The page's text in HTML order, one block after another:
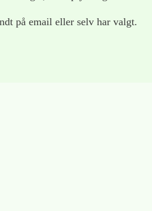
på email eller selv har valgt.